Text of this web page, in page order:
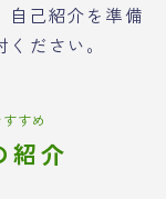
自己紹介を準備
ださい。
すめ
紹介